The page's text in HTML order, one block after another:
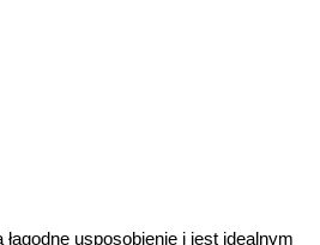
usposobienie i jest idealnym